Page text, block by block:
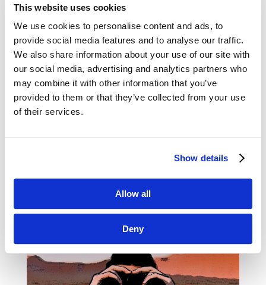
This website uses cookies
We use cookies to personalise content and ads, to
provide social media features and to analyse our traffic.
We also share information about your use of our site with
our social media, advertising and analytics partners who
may combine it with other information that you’ve
provided to them or that they’ve collected from your use
of their services.
Show details
Allow all
Deny
i biznesowych blogów. W tym tygodniu
wyselekcjonowaliśmy dla Was artykuły m. in.
z Bloga Jacka Kotarbińskiego, Hotjar Blog,
Disruptive Advertising czy Mention. Inspirującej
lektury! ...
6 cech, które wyróżnia najlepsze reklamy
i historie
w reklamie? Kreatywność nie jest szablonowa,
Jeśli Twój komunikat również będzie się nimi
charakteryzować, to jego skuteczność wzrasta...